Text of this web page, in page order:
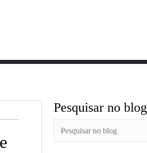
Pesquisar no blog